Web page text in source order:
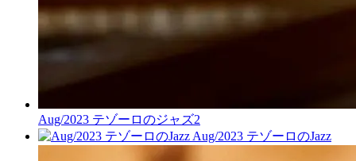
Aug/2023 テゾーロのジャズ2
Aug/2023 テゾーロのJazz